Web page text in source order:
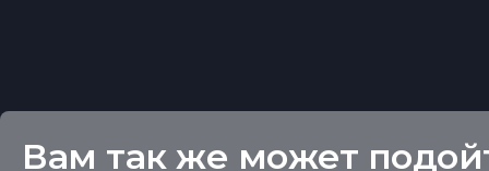
Вам так же может